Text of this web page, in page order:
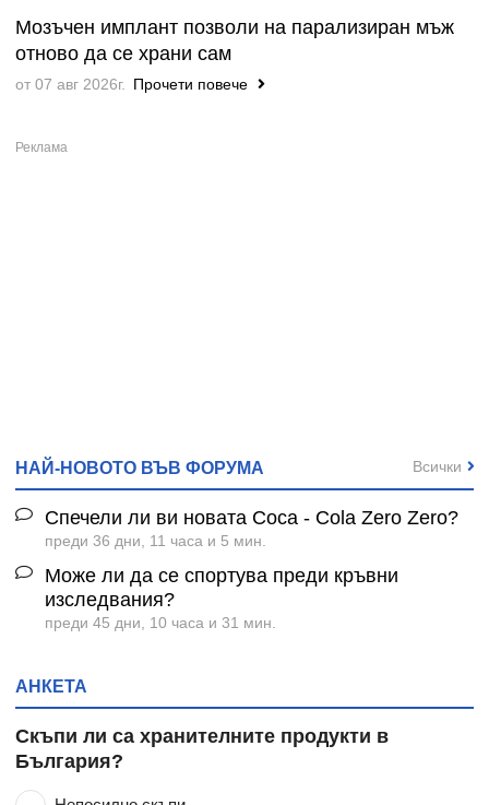
Мозъчен имплант позволи на парализиран мъж
отново да се храни сам
от 07 авг 2026г. Прочети повече
НАЙ-НОВОТО ВЪВ ФОРУМА
Спечели ли ви новата Coca - Cola Zero Zero?
преди 36 дни, 11 часа и 5 мин.
Може ли да се спортува преди кръвни
изследвания?
преди 45 дни, 10 часа и 31 мин.
Всички
АНКЕТА
Скъпи ли са хранителните продукти в
България?